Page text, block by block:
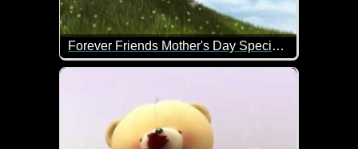
Forever Friends Mother's Day Special Delivery
Alles Liebe zum Muttertag!